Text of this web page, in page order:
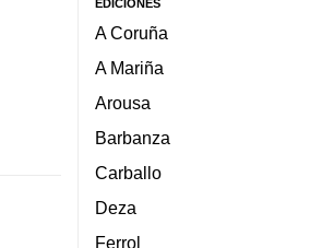
EDICIONES
A Coruña
A Mariña
Arousa
Barbanza
Carballo
Deza
Ferrol